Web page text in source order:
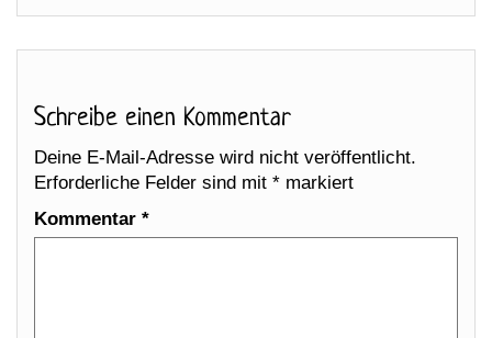
Schreibe einen Kommentar
Deine E-Mail-Adresse wird nicht veröffentlicht.
Erforderliche Felder sind mit * markiert
Kommentar *